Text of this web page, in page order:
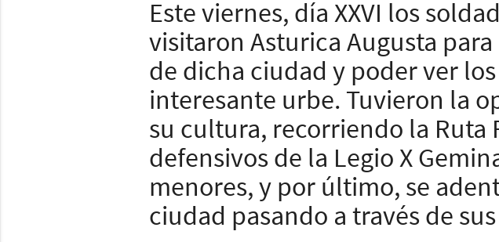
Este viernes, día XXVI los
visitaron Asturica Augusta
de dicha ciudad y poder ver
interesante urbe. Tuvieron la
su cultura, recorriendo la Ruta
defensivos de la Legio X
menores, y por último, se
ciudad pasando a través de